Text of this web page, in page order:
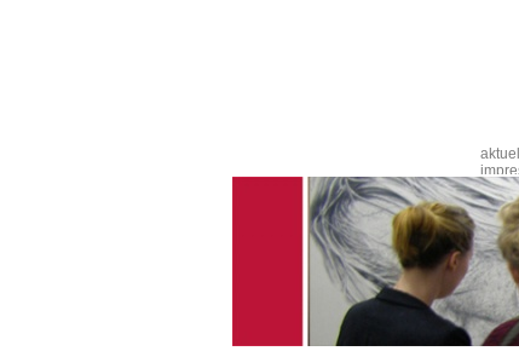
Navigation
überspringen
aktuell